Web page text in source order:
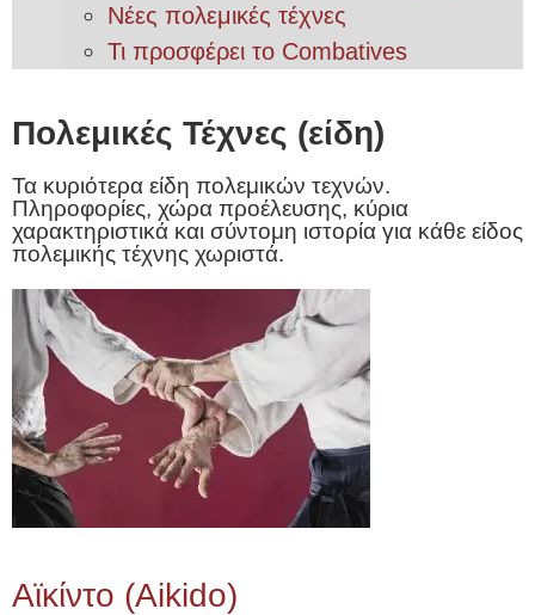
Νέες πολεμικές τέχνες
Τι προσφέρει το Combatives
Πολεμικές Τέχνες (είδη)
Τα κυριότερα είδη πολεμικών τεχνών.
Πληροφορίες, χώρα προέλευσης, κύρια
χαρακτηριστικά και σύντομη ιστορία για κάθε είδος
πολεμικής τέχνης χωριστά.
Αϊκίντο (Aikido)